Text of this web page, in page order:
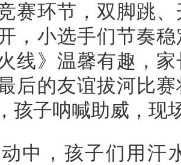
赛环节，双脚跳
，小选手们节奏
线》温馨有趣，
后的友谊拔河比
孩子呐喊助威，现
中，孩子们用汗